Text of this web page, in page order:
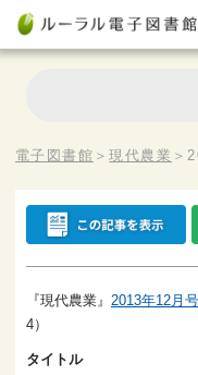
電子図書館 ＞現代農業 ＞
『現代農業』 2013年12月号
4）
タイトル